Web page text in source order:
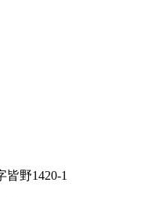
皆野1420-1